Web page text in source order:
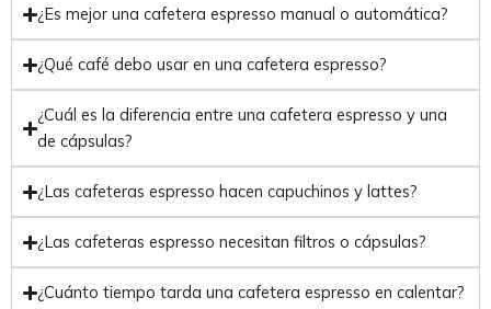
¿Es mejor una cafetera espresso manual o automática?
¿Qué café debo usar en una cafetera espresso?
¿Cuál es la diferencia entre una cafetera espresso y una
de cápsulas?
¿Las cafeteras espresso hacen capuchinos y lattes?
¿Las cafeteras espresso necesitan filtros o cápsulas?
¿Cuánto tiempo tarda una cafetera espresso en calentar?